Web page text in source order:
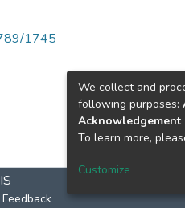
1745
We collect and
following purposes:
Acknowledgement
To learn more,
Customize